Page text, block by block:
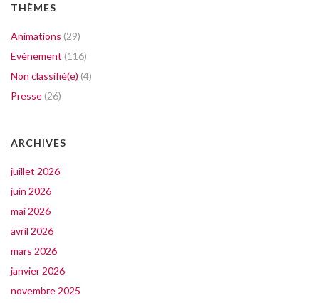
THÈMES
Animations (29)
Evènement (116)
Non classifié(e) (4)
Presse (26)
ARCHIVES
juillet 2026
juin 2026
mai 2026
avril 2026
mars 2026
janvier 2026
novembre 2025